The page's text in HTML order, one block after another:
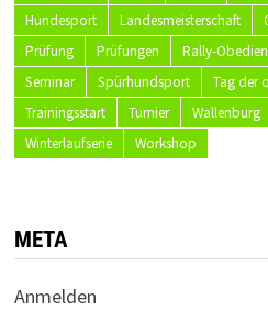
Hundesport
Landesmeisterschaft
Prüfung
Prüfungen Rally-
Seminar
Spürhundsport Tag der
Trainingsstart
Turnier Wallenburg
Winterlaufserie
Workshop
META
Anmelden